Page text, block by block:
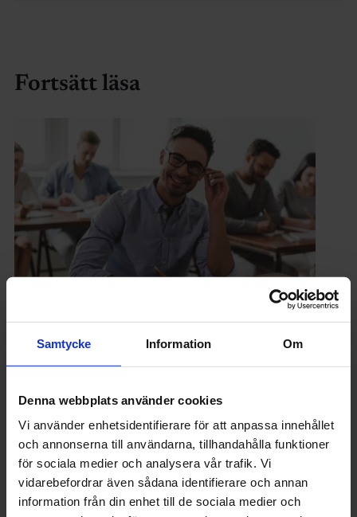
Samtycke Information Om
Denna webbplats använder cookies
Vi använder enhetsidentifierare för att anpassa innehållet
och annonserna till användarna, tillhandahålla funktioner
för sociala medier och analysera vår trafik. Vi
vidarebefordrar även sådana identifierare och annan
information från din enhet till de sociala medier och
Fortsätt läsa
PÅ JOBBET